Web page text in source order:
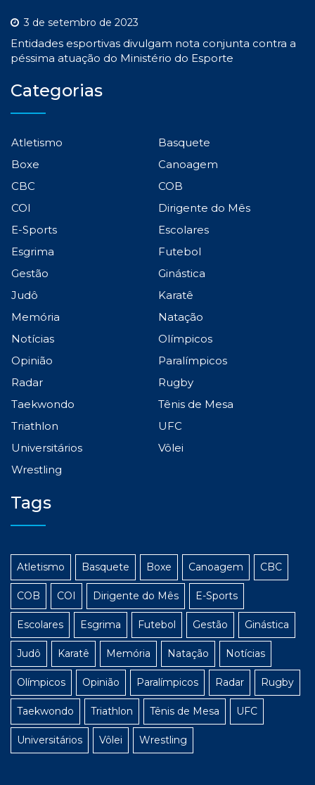
3 de setembro de 2023
Entidades esportivas divulgam nota conjunta contra a
péssima atuação do Ministério do Esporte
Categorias
Atletismo
Basquete
Boxe
Canoagem
CBC
COB
COI
Dirigente do Mês
E-Sports
Escolares
Esgrima
Futebol
Gestão
Ginástica
Judô
Karatê
Memória
Natação
Notícias
Olímpicos
Opinião
Paralímpicos
Radar
Rugby
Taekwondo
Tênis de Mesa
Triathlon
UFC
Universitários
Vôlei
Wrestling
Tags
Atletismo Basquete Boxe Canoagem CBC
COB COI Dirigente do Mês E-Sports
Escolares Esgrima Futebol Gestão Ginástica
Judô Karatê Memória Natação Notícias
Olímpicos Opinião Paralímpicos Radar Rugby
Taekwondo Triathlon Tênis de Mesa UFC
Universitários Vôlei Wrestling